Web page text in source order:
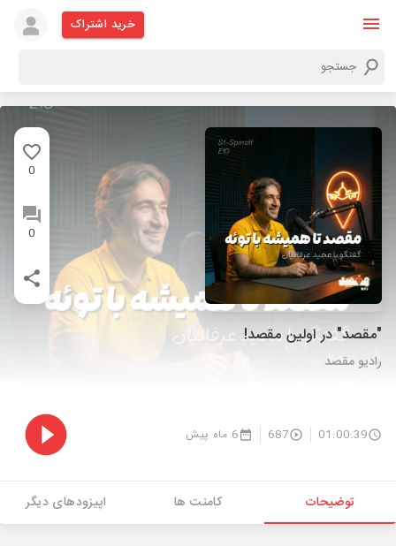
خرید اشتراک
0
0
"مقصد" در اولین مقصد!
رادیو مقصد
01:00:39
687 6 ماه پیش
توضیحات کامنت ها اپیزودهای دیگر